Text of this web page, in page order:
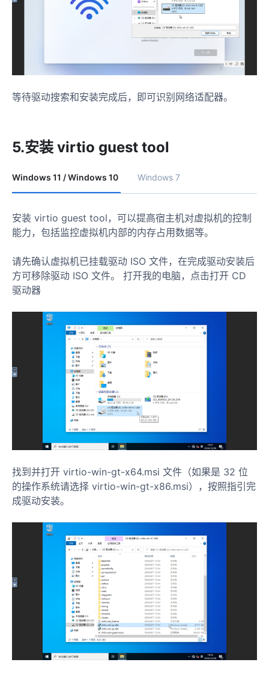
等待驱动搜索和安装完成后，即可识别网络适配器。
5.安装 virtio guest tool
Windows 11 / Windows 10 Windows 7
安装 virtio guest tool，可以提高宿主机对虚拟机的控制
能力，包括监控虚拟机内部的内存占用数据等。
请先确认虚拟机已挂载驱动 ISO 文件，在完成驱动安装后
方可移除驱动 ISO 文件。 打开我的电脑，点击打开 CD
驱动器
找到并打开 virtio-win-gt-x64.msi 文件（如果是 32 位
的操作系统请选择 virtio-win-gt-x86.msi），按照指引完
成驱动安装。